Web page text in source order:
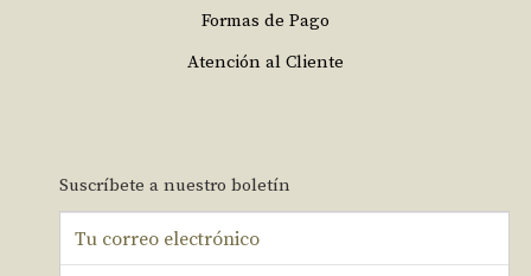
Formas de Pago
Atención al Cliente
Suscríbete a nuestro boletín